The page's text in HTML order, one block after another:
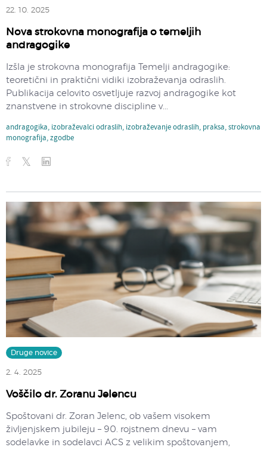
22. 10. 2025
Nova strokovna monografija o temeljih
andragogike
Izšla je strokovna monografija Temelji andragogike:
teoretični in praktični vidiki izobraževanja odraslih.
Publikacija celovito osvetljuje razvoj andragogike kot
znanstvene in strokovne discipline v...
andragogika, izobraževalci odraslih, izobraževanje odraslih, praksa,strokovna
monografija,zgodbe
Druge novice
2. 4. 2025
Voščilo dr. Zoranu Jelencu
Spoštovani dr. Zoran Jelenc, ob vašem visokem
življenjskem jubileju – 90. rojstnem dnevu – vam
sodelavke in sodelavci ACS z velikim spoštovanjem,